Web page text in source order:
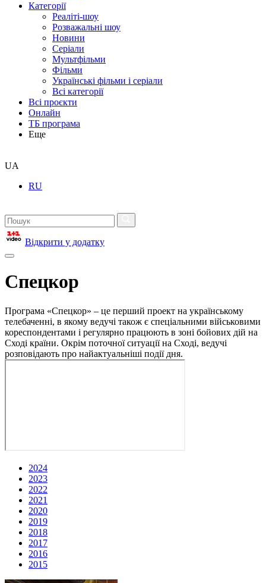
Категорії
Реаліті-шоу
Розважальні шоу
Новини
Серіали
Мультфільми
Фільми
Українські фільми і серіали
Всі категорії
Всі проєкти
Онлайн
ТБ програма
Еще
UA
RU
Відкрити у додатку
Спецкор
Програма «Спецкор» – це перший проект на українському
телебаченні, в якому ведучі також є спеціальними військовими
кореспондентами і регулярно працюють в зоні бойових дій на
Сході країни. Окрім поточної ситуації на Сході, ведучі
розповідають про найактуальніші події дня.
2024
2023
2022
2021
2020
2019
2018
2017
2016
2015